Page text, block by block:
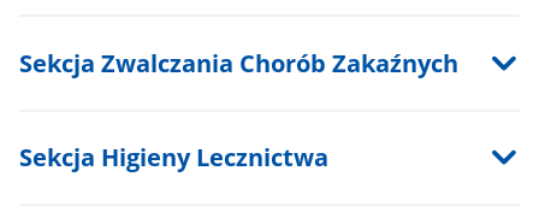
Sekcja Zwalczania Chorób Zakaźnych
Sekcja Higieny Lecznictwa